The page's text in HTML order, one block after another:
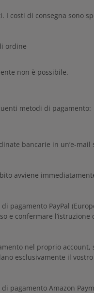
costi di consegna sono
ordine
non è possibile.
metodi di pagamento:
bancarie in un’e-
avviene
PayPal
confermare
nel proprio
esclusivamente il
Amazon